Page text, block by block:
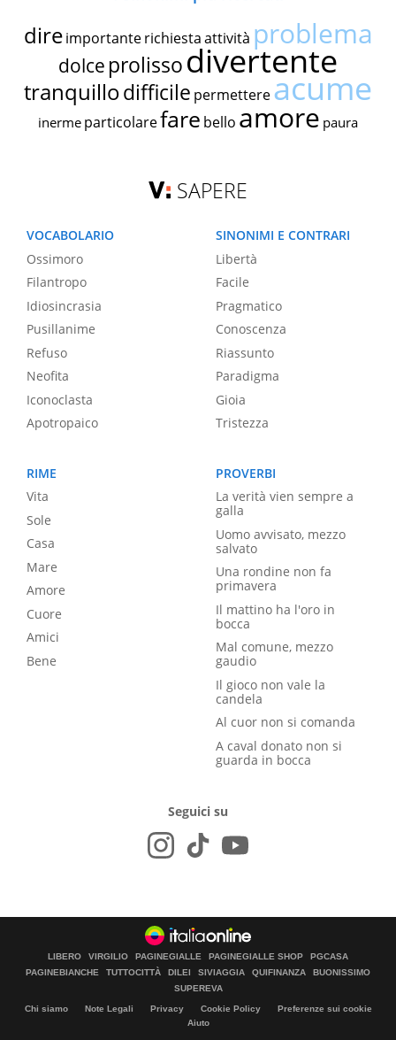
dire importante richiestaattività problema
dolce prolissodivertente
tranquillodifficile permettereacume
inerme particolarefare bello amore paura
SAPERE
VOCABOLARIO
Ossimoro
Filantropo
Idiosincrasia
Pusillanime
Refuso
Neofita
Iconoclasta
Apotropaico
SINONIMI E CONTRARI
Libertà
Facile
Pragmatico
Conoscenza
Riassunto
Paradigma
Gioia
Tristezza
RIME
Vita
Sole
Casa
Mare
Amore
Cuore
Amici
Bene
PROVERBI
La verità vien sempre a
galla
Uomo avvisato, mezzo
salvato
Una rondine non fa
primavera
Il mattino ha l'oro in
bocca
Mal comune, mezzo
gaudio
Il gioco non vale la
candela
Al cuor non si comanda
A caval donato non si
guarda in bocca
Seguici su
LIBERO VIRGILIO PAGINEGIALLE PAGINEGIALLE SHOP
PGCASA
PAGINEBIANCHE
TUTTOCITTÀ DILEI SIVIAGGIA QUIFINANZA
BUONISSIMO
SUPEREVA
Chi siamo Note Legali Privacy Cookie Policy
Preferenze sui cookie
Aiuto